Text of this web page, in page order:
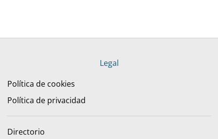
Legal
Política de cookies
Política de privacidad
Directorio